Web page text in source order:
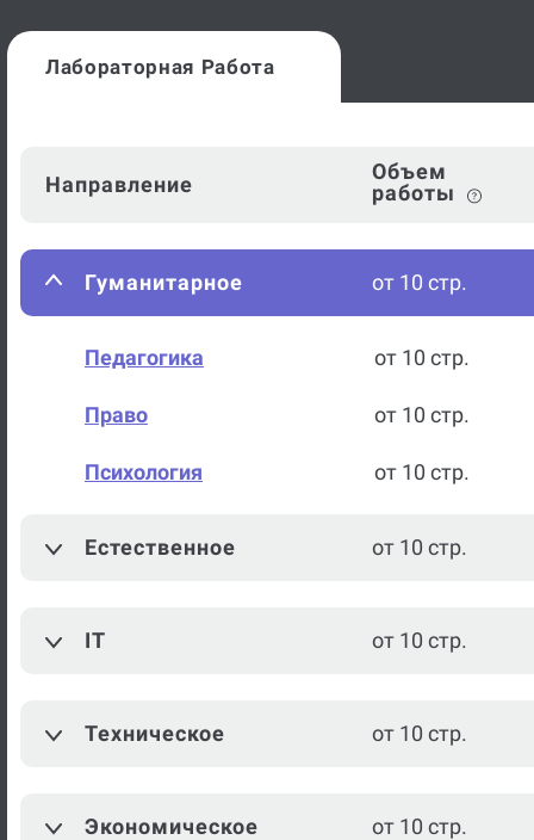
Лабораторная Работа
Направление
Объем
работы
Гуманитарное от 10 стр.
Педагогика от 10 стр.
Право от 10 стр.
Психология от 10 стр.
Естественное от 10 стр.
IT от 10 стр.
Техническое от 10 стр.
Экономическое от 10 стр.